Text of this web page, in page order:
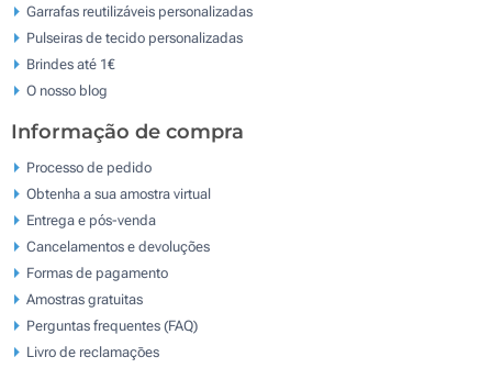
Garrafas reutilizáveis personalizadas
Pulseiras de tecido personalizadas
Brindes até 1€
O nosso blog
Informação de compra
Processo de pedido
Obtenha a sua amostra virtual
Entrega e pós-venda
Cancelamentos e devoluções
Formas de pagamento
Amostras gratuitas
Perguntas frequentes (FAQ)
Livro de reclamaçōes